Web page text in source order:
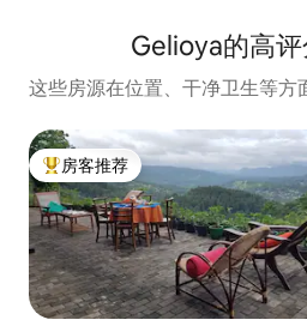
Gelioya的高
这些房源在位置、干净卫生等方
热门「房客推荐」
房客推荐